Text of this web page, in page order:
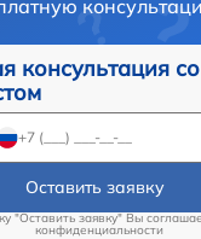
консультация со
Оставить заявку
"Оставить заявку" Вы
конфиденциальности